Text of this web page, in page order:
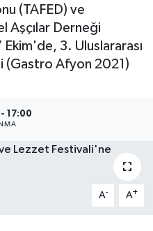
(TAFED) ve
Aşçılar Derneği
3. Uluslararası
(Gastro Afyon 2021)
17:00
A- A+